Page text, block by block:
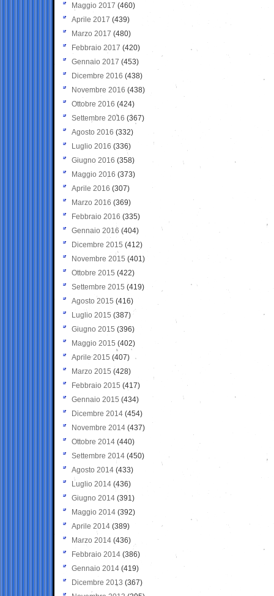
Maggio 2017 (460)
Aprile 2017 (439)
Marzo 2017 (480)
Febbraio 2017 (420)
Gennaio 2017 (453)
Dicembre 2016 (438)
Novembre 2016 (438)
Ottobre 2016 (424)
Settembre 2016 (367)
Agosto 2016 (332)
Luglio 2016 (336)
Giugno 2016 (358)
Maggio 2016 (373)
Aprile 2016 (307)
Marzo 2016 (369)
Febbraio 2016 (335)
Gennaio 2016 (404)
Dicembre 2015 (412)
Novembre 2015 (401)
Ottobre 2015 (422)
Settembre 2015 (419)
Agosto 2015 (416)
Luglio 2015 (387)
Giugno 2015 (396)
Maggio 2015 (402)
Aprile 2015 (407)
Marzo 2015 (428)
Febbraio 2015 (417)
Gennaio 2015 (434)
Dicembre 2014 (454)
Novembre 2014 (437)
Ottobre 2014 (440)
Settembre 2014 (450)
Agosto 2014 (433)
Luglio 2014 (436)
Giugno 2014 (391)
Maggio 2014 (392)
Aprile 2014 (389)
Marzo 2014 (436)
Febbraio 2014 (386)
Gennaio 2014 (419)
Dicembre 2013 (367)